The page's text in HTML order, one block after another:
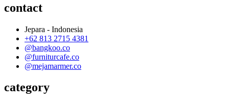
contact
Jepara - Indonesia
+62 813 2715 4381
@bangkoo.co
@furniturcafe.co
@mejamarmer.co
category